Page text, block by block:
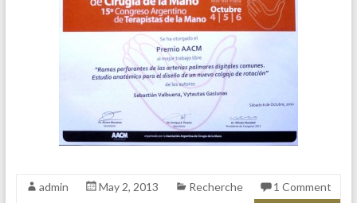
admin May 2, 2013 Recherche
1 Comment